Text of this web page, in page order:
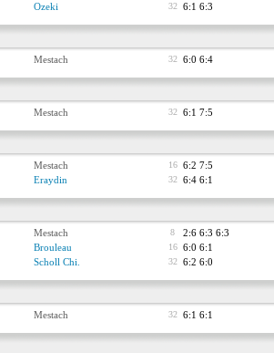
Ozeki 32 6:1 6:3
Mestach 32 6:0 6:4
Mestach 32 6:1 7:5
Mestach 16 6:2 7:5
Eraydin 32 6:4 6:1
Mestach 8 2:6 6:3 6:3
Brouleau 16 6:0 6:1
Scholl Chi. 32 6:2 6:0
Mestach 32 6:1 6:1